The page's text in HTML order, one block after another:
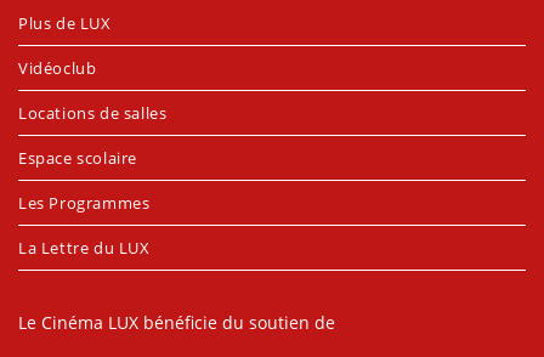
Plus de LUX
Vidéoclub
Locations de salles
Espace scolaire
Les Programmes
La Lettre du LUX
Le Cinéma LUX bénéficie du soutien de